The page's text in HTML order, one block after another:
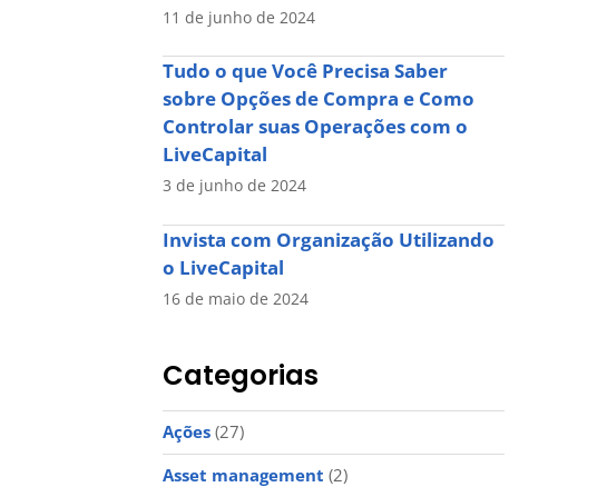
11 de junho de 2024
Tudo o que Você Precisa Saber
sobre Opções de Compra e Como
Controlar suas Operações com o
LiveCapital
3 de junho de 2024
Invista com Organização Utilizando
o LiveCapital
16 de maio de 2024
Categorias
Ações(27)
Asset management (2)